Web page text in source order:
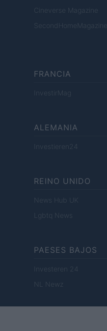
Cineverse Magazine
SecondHomeMagazine
FRANCIA
InvestirMag
ALEMANIA
Investieren24
REINO UNIDO
News Hub UK
Lgbtq News
PAESES BAJOS
Investeren 24
NL Newz